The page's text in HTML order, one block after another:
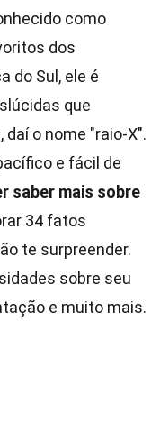
como
dos
do Sul, ele é
que
o nome "raio-X".
e fácil de
saber mais sobre
34 fatos
te surpreender.
sobre seu
e muito mais.